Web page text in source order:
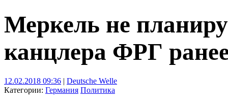
Меркель не
канцлера ФРГ
12.02.2018 09:36 | Deutsche Welle
Категории: Германия Политика